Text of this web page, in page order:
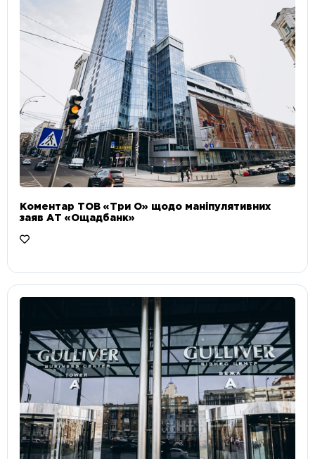
Коментар ТОВ «Три О» щодо маніпулятивних
заяв АТ «Ощадбанк»